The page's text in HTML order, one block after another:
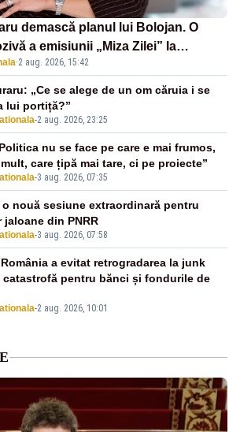
demască planul lui Bolojan. O
a emisiunii „Miza Zilei” la
·2 aug. 2026, 15:42
-2 aug. 2026, 23:25
„Ce se alege de un om căruia i se
lui portiță?”
-3 aug. 2026, 07:35
nu se face pe care e mai frumos,
care țipă mai tare, ci pe proiecte”
-3 aug. 2026, 07:58
nouă sesiune extraordinară pentru
din PNRR
-2 aug. 2026, 10:01
a evitat retrogradarea la junk
catastrofă pentru bănci și fondurile de